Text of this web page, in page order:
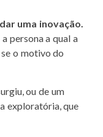
uma inovação.
persona a qual a
o motivo do
ou de um
exploratória, que